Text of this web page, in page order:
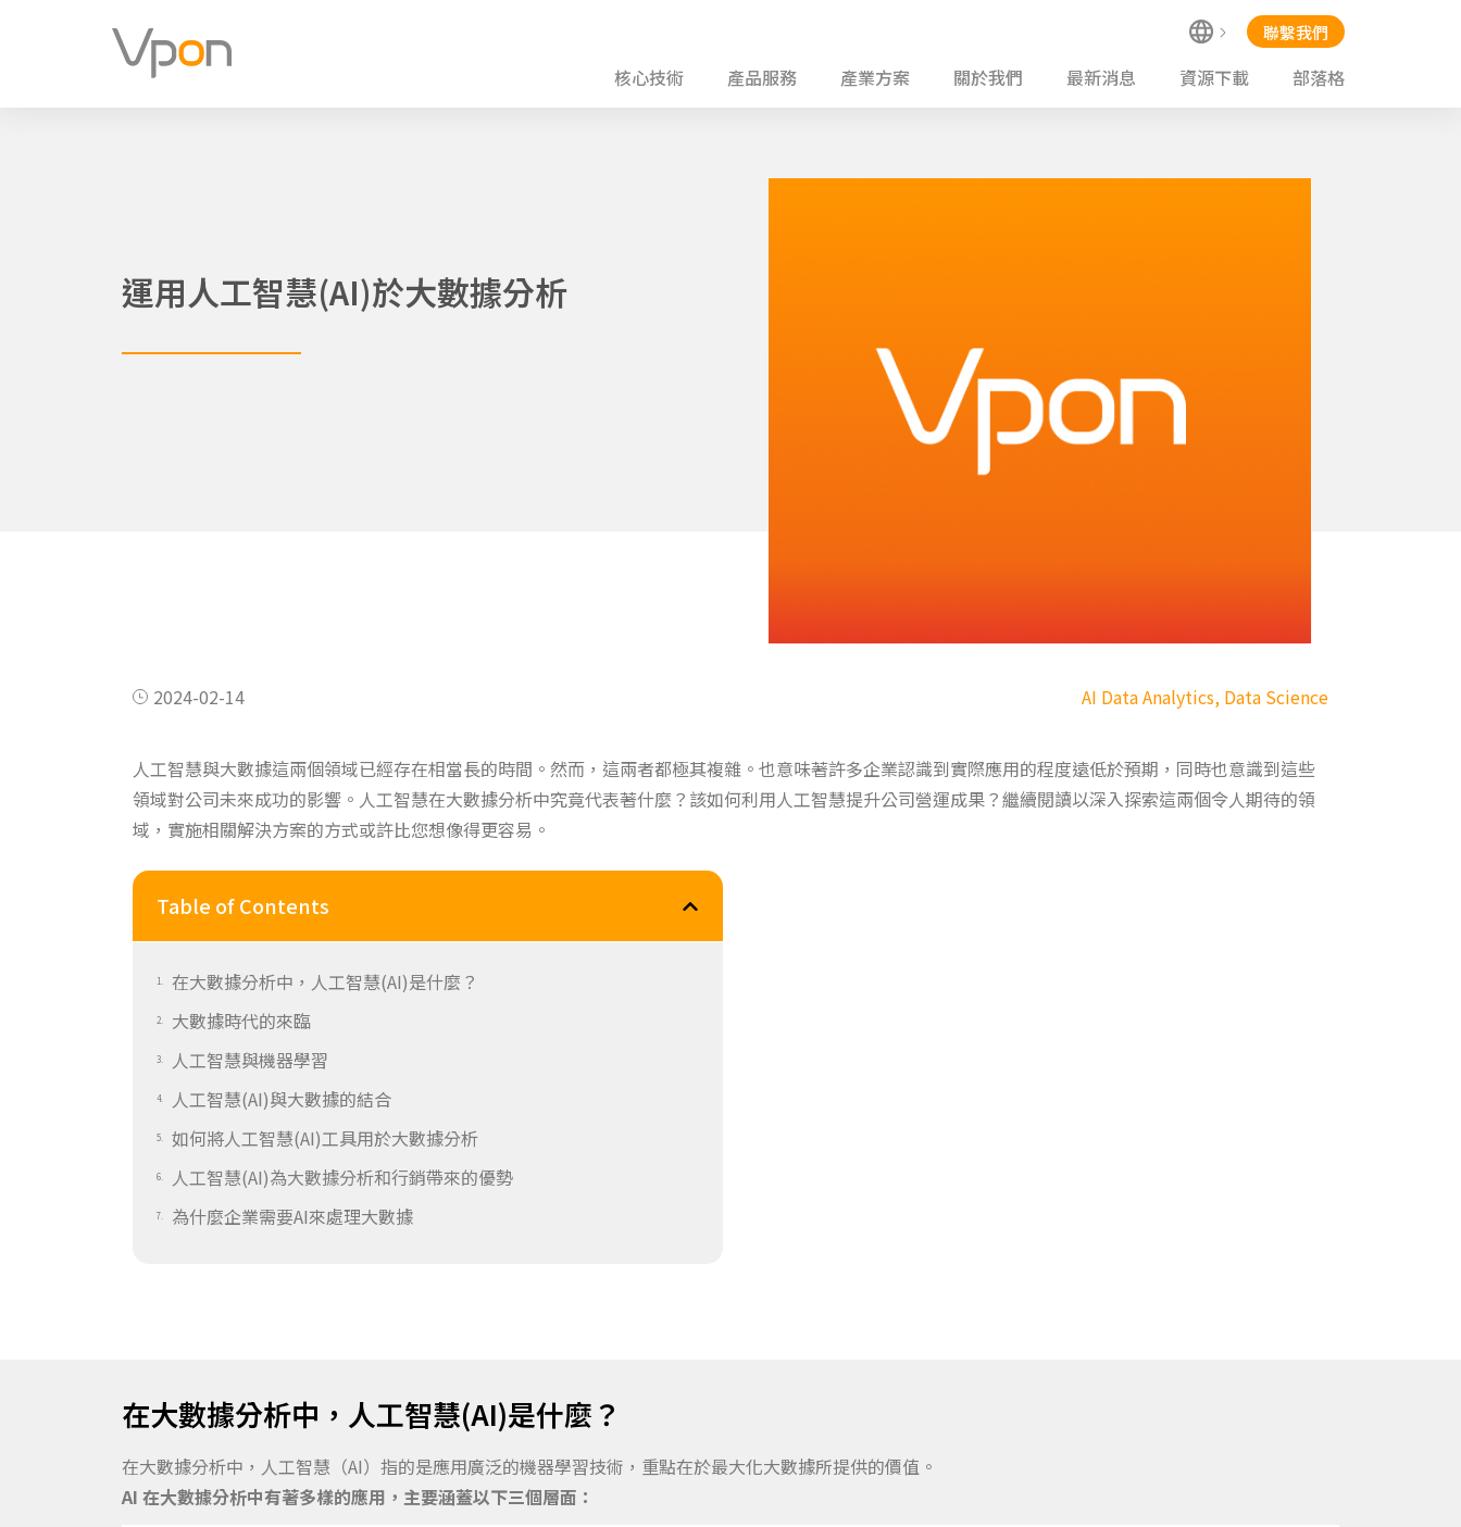
聯繫我們
核心技術 產品服務 產業方案 關於我們 最新消息 資源下載 部落格
運用人工智慧(AI)於大數據分析
2024-02-14 AI Data Analytics, Data Science
人工智慧與大數據這兩個領域已經存在相當長的時間。然而，這兩者都極其複雜。也意味著許多企業認識到實際應用的程度遠低於預期，同時也意識到這些
領域對公司未來成功的影響。人工智慧在大數據分析中究竟代表著什麼？該如何利用人工智慧提升公司營運成果？繼續閱讀以深入探索這兩個令人期待的領
域，實施相關解決方案的方式或許比您想像得更容易。
Table of Contents
在大數據分析中，人工智慧(AI)是什麼？
大數據時代的來臨
人工智慧與機器學習
人工智慧(AI)與大數據的結合
如何將人工智慧(AI)工具用於大數據分析
人工智慧(AI)為大數據分析和行銷帶來的優勢
為什麼企業需要AI來處理大數據
在大數據分析中，人工智慧(AI)是什麼？
在大數據分析中，人工智慧（AI）指的是應用廣泛的機器學習技術，重點在於最大化大數據所提供的價值。
AI 在大數據分析中有著多樣的應用，主要涵蓋以下三個層面：